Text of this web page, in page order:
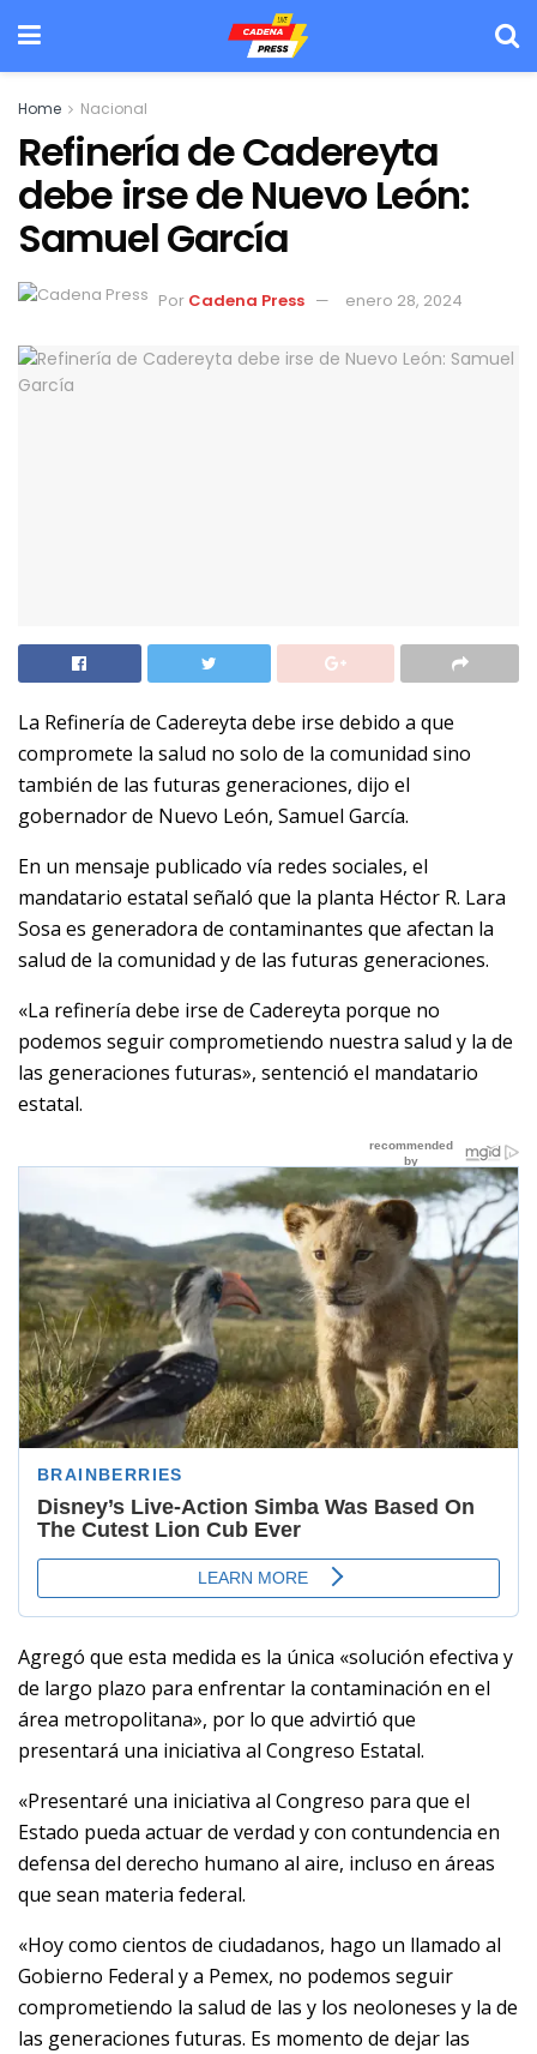
Home Nacional
Refinería de Cadereyta
debe irse de Nuevo León:
Samuel García
Por Cadena Press enero 28, 2024
La Refinería de Cadereyta debe irse debido a que
compromete la salud no solo de la comunidad sino
también de las futuras generaciones, dijo el
gobernador de Nuevo León, Samuel García.
En un mensaje publicado vía redes sociales, el
mandatario estatal señaló que la planta Héctor R. Lara
Sosa es generadora de contaminantes que afectan la
salud de la comunidad y de las futuras generaciones.
«La refinería debe irse de Cadereyta porque no
podemos seguir comprometiendo nuestra salud y la de
las generaciones futuras», sentenció el mandatario
estatal.
Agregó que esta medida es la única «solución efectiva y
de largo plazo para enfrentar la contaminación en el
área metropolitana», por lo que advirtió que
presentará una iniciativa al Congreso Estatal.
«Presentaré una iniciativa al Congreso para que el
Estado pueda actuar de verdad y con contundencia en
defensa del derecho humano al aire, incluso en áreas
que sean materia federal.
«Hoy como cientos de ciudadanos, hago un llamado al
Gobierno Federal y a Pemex, no podemos seguir
comprometiendo la salud de las y los neoloneses y la de
las generaciones futuras. Es momento de dejar las